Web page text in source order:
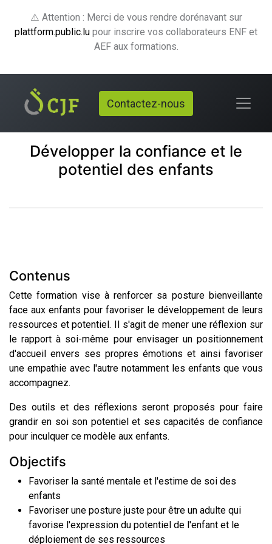
⚠️ Attention : Merci de vous rendre dorénavant sur
plattform.public.lu pour inscrire vos collaborateurs ENF et
AEF aux formations.
Contactez-nous
Développer la confiance et le
potentiel des enfants
Contenus
Cette formation vise à renforcer sa posture bienveillante
face aux enfants pour favoriser le développement de leurs
ressources et potentiel. Il s'agit de mener une réflexion sur
le rapport à soi-même pour envisager un positionnement
d'accueil envers ses propres émotions et ainsi favoriser
une empathie avec l'autre notamment les enfants que vous
accompagnez.
Des outils et des réflexions seront proposés pour faire
grandir en soi son potentiel et ses capacités de confiance
pour inculquer ce modèle aux enfants.
Objectifs
Favoriser la santé mentale et l'estime de soi des
enfants
Favoriser une posture juste pour être un adulte qui
favorise l'expression du potentiel de l'enfant et le
déploiement de ses ressources